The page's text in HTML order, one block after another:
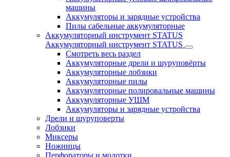
машины
Аккумуляторы и зарядные устройства
Пилы сабельные аккумуляторные
Аккумуляторный инструмент STATUS
Аккумуляторный инструмент STATUS
Смотреть весь раздел
Аккумуляторные дрели и шуруповёрты
Аккумуляторные лобзики
Аккумуляторные пилы
Аккумуляторные полировальные машины
Аккумуляторные УШМ
Аккумуляторы и зарядные устройства
Дрели и шуруповерты
Лобзики
Миксеры
Ножницы
Перфораторы и молотки